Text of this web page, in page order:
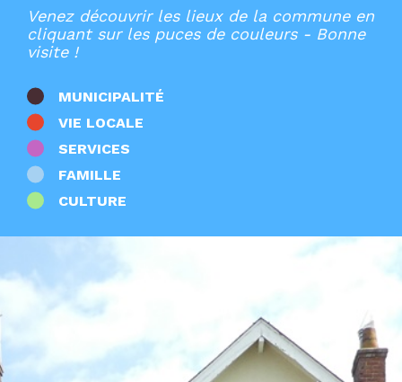
Points d'apport volontaire
Restaurants
Salles
Santé
Sport
Zones d'activités
Autres
Venez découvrir les lieux de la commune en
cliquant sur les puces de couleurs - Bonne
visite !
MUNICIPALITÉ
VIE LOCALE
SERVICES
FAMILLE
CULTURE